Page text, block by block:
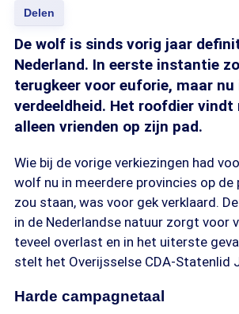
Delen
De wolf is sinds vorig jaar
Nederland. In eerste instantie
terugkeer voor euforie, maar nu
verdeeldheid. Het roofdier vindt
alleen vrienden op zijn pad.
Wie bij de vorige verkiezingen had
wolf nu in meerdere provincies op de
zou staan, was voor gek verklaard.
in de Nederlandse natuur zorgt voor
teveel overlast en in het uiterste
stelt het Overijsselse CDA-Statenlid
Harde campagnetaal